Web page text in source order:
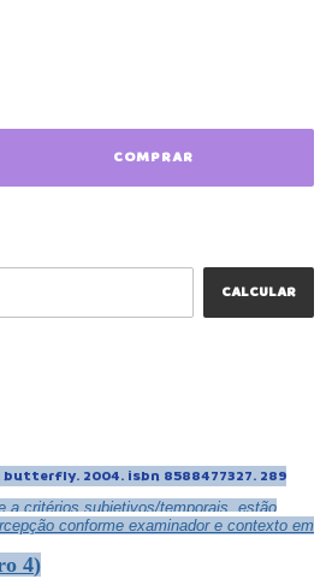
CALCULAR
2004. isbn 8588477327. 289
a critérios subjetivos/temporais.estão
conforme examinador e contexto em
4)